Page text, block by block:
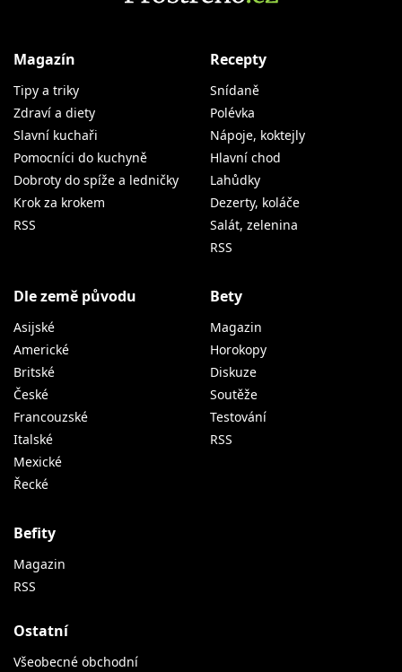
Magazín
Tipy a triky
Zdraví a diety
Slavní kuchaři
Pomocníci do kuchyně
Dobroty do spíže a ledničky
Krok za krokem
RSS
Recepty
Snídaně
Polévka
Nápoje, koktejly
Hlavní chod
Lahůdky
Dezerty, koláče
Salát, zelenina
RSS
Dle země původu
Asijské
Americké
Britské
České
Francouzské
Italské
Mexické
Řecké
Bety
Magazin
Horokopy
Diskuze
Soutěže
Testování
RSS
Befity
Magazin
RSS
Ostatní
Všeobecné obchodní